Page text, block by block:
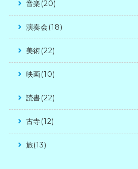
音楽(20)
演奏会(18)
美術(22)
映画(10)
読書(22)
古寺(12)
旅(13)